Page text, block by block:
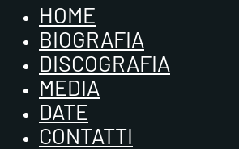
HOME
BIOGRAFIA
DISCOGRAFIA
MEDIA
DATE
CONTATTI